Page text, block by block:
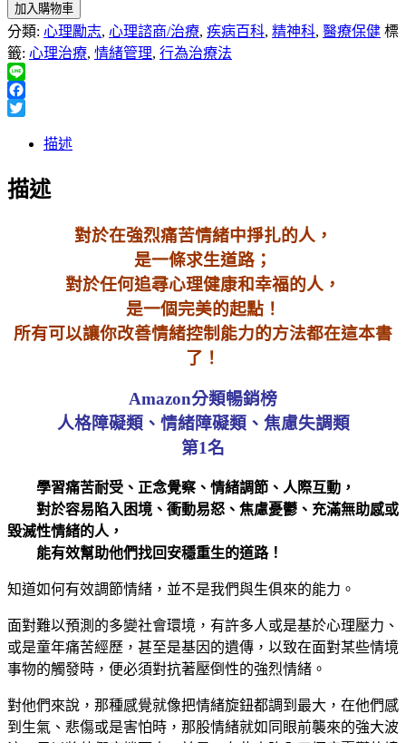
加入購物車
分類: 心理勵志, 心理諮商/治療, 疾病百科, 精神科, 醫療保健 標
籤: 心理治療, 情緒管理, 行為治療法
Line
Facebook
描述
描述
對於在強烈痛苦情緒中掙扎的人，
是一條求生道路；
對於任何追尋心理健康和幸福的人，
是一個完美的起點！
所有可以讓你改善情緒控制能力的方法都在這本書
了！
Amazon分類暢銷榜
人格障礙類、情緒障礙類、焦慮失調類
第1名
學習痛苦耐受、正念覺察、情緒調節、人際互動，
對於容易陷入困境、衝動易怒、焦慮憂鬱、充滿無助感或
毀滅性情緒的人，
能有效幫助他們找回安穩重生的道路！
知道如何有效調節情緒，並不是我們與生俱來的能力。
面對難以預測的多變社會環境，有許多人或是基於心理壓力、
或是童年痛苦經歷，甚至是基因的遺傳，以致在面對某些情境
事物的觸發時，便必須對抗著壓倒性的強烈情緒。
對他們來說，那種感覺就像把情緒旋鈕都調到最大，在他們感
到生氣、悲傷或是害怕時，那股情緒就如同眼前襲來的強大波